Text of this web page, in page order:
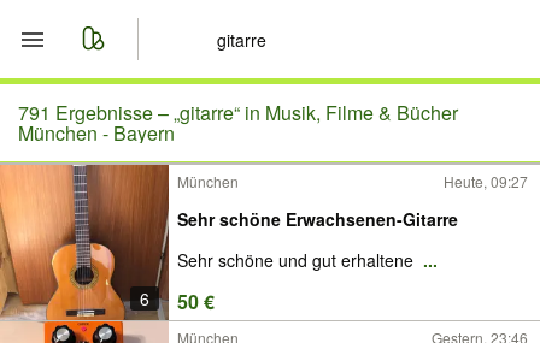
Start
Merkliste
Nachrichten
Anzeige aufgeben
791 Ergebnisse –„gitarre“ in Musik, Filme & Bücher
München - Bayern
6
München Heute, 09:27
Sehr schöne Erwachsenen-Gitarre
Sehr schöne und gut erhaltene ...
50 €
München Gestern, 23:46